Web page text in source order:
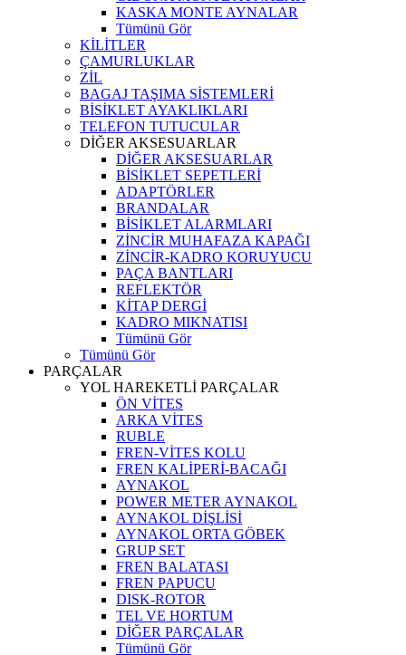
KASKA MONTE AYNALAR
Tümünü Gör
KİLİTLER
ÇAMURLUKLAR
ZİL
BAGAJ TAŞIMA SİSTEMLERİ
BİSİKLET AYAKLIKLARI
TELEFON TUTUCULAR
DİĞER AKSESUARLAR
DİĞER AKSESUARLAR
BİSİKLET SEPETLERİ
ADAPTÖRLER
BRANDALAR
BİSİKLET ALARMLARI
ZİNCİR MUHAFAZA KAPAĞI
ZİNCİR-KADRO KORUYUCU
PAÇA BANTLARI
REFLEKTÖR
KİTAP DERGİ
KADRO MIKNATISI
Tümünü Gör
Tümünü Gör
PARÇALAR
YOL HAREKETLİ PARÇALAR
ÖN VİTES
ARKA VİTES
RUBLE
FREN-VİTES KOLU
FREN KALİPERİ-BACAĞI
AYNAKOL
POWER METER AYNAKOL
AYNAKOL DİŞLİSİ
AYNAKOL ORTA GÖBEK
GRUP SET
FREN BALATASI
FREN PAPUCU
DISK-ROTOR
TEL VE HORTUM
DİĞER PARÇALAR
Tümünü Gör